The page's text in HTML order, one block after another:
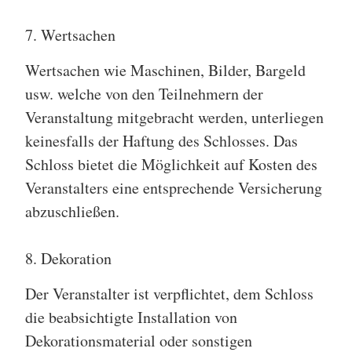
7. Wertsachen
Wertsachen wie Maschinen, Bilder, Bargeld
usw. welche von den Teilnehmern der
Veranstaltung mitgebracht werden, unterliegen
keinesfalls der Haftung des Schlosses. Das
Schloss bietet die Möglichkeit auf Kosten des
Veranstalters eine entsprechende Versicherung
abzuschließen.
8. Dekoration
Der Veranstalter ist verpflichtet, dem Schloss
die beabsichtigte Installation von
Dekorationsmaterial oder sonstigen